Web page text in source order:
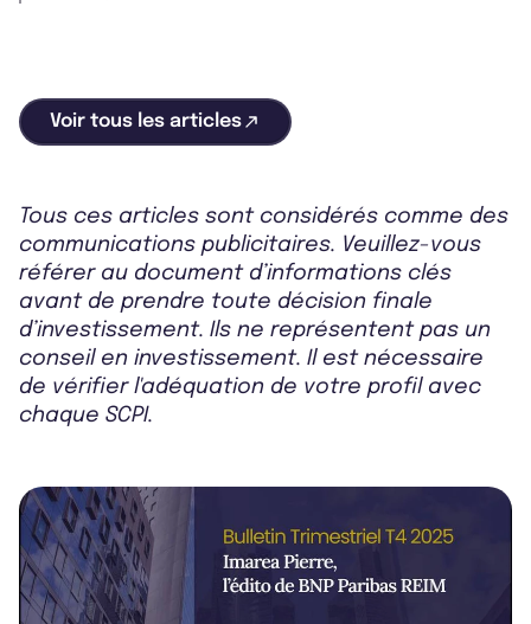
Voir tous les articles
Tous ces articles sont considérés comme des
communications publicitaires. Veuillez-vous
référer au document d’informations clés
avant de prendre toute décision finale
d’investissement. Ils ne représentent pas un
conseil en investissement. Il est nécessaire
de vérifier l'adéquation de votre profil avec
chaque SCPI.